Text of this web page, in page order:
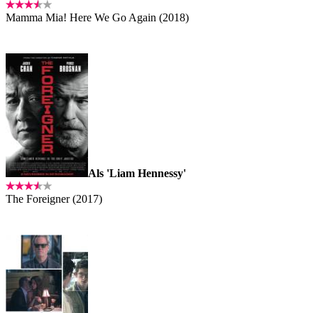
Mamma Mia! Here We Go Again (2018)
Als 'Liam Hennessy'
The Foreigner (2017)